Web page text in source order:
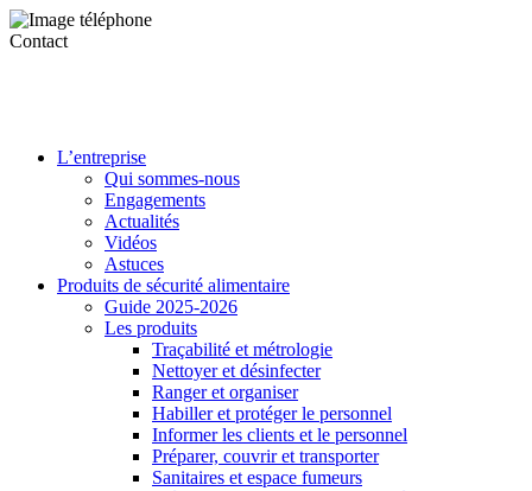
Contact
L’entreprise
Qui sommes-nous
Engagements
Actualités
Vidéos
Astuces
Produits de sécurité alimentaire
Guide 2025-2026
Les produits
Traçabilité et métrologie
Nettoyer et désinfecter
Ranger et organiser
Habiller et protéger le personnel
Informer les clients et le personnel
Préparer, couvrir et transporter
Sanitaires et espace fumeurs